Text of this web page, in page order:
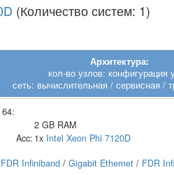
(Количество систем: 1)
Архитектура:
кол-во узлов: конфигурация
сеть: вычислительная / сервисная /
64:
2 GB RAM
Acc: 1x Intel Xeon Phi 7120D
FDR Infiniband / Gigabit Ethernet / FDR